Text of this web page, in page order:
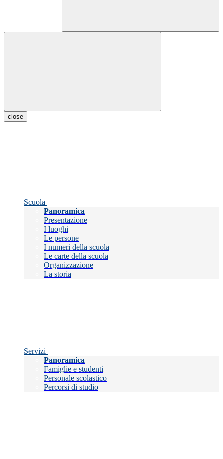
close
Scuola
Panoramica
Presentazione
I luoghi
Le persone
I numeri della scuola
Le carte della scuola
Organizzazione
La storia
Servizi
Panoramica
Famiglie e studenti
Personale scolastico
Percorsi di studio